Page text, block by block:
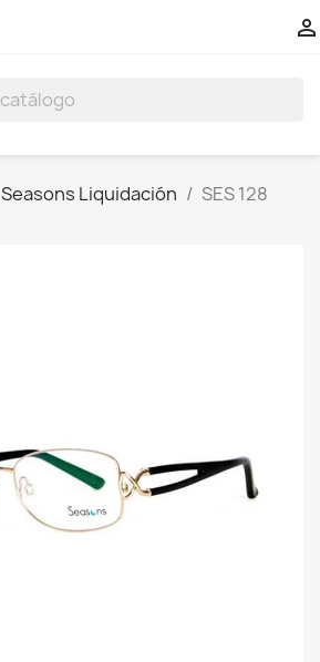

Seasons Liquidación
SES 128